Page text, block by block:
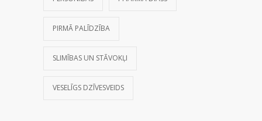
PIRMĀ PALĪDZĪBA
SLIMĪBAS UN STĀVOKĻI
VESELĪGS DZĪVESVEIDS